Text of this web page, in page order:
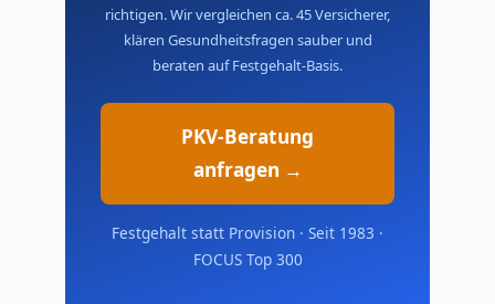
richtigen. Wir vergleichen ca. 45 Versicherer,
klären Gesundheitsfragen sauber und
beraten auf Festgehalt-Basis.
PKV-Beratung
anfragen →
Festgehalt statt Provision · Seit 1983 ·
FOCUS Top 300